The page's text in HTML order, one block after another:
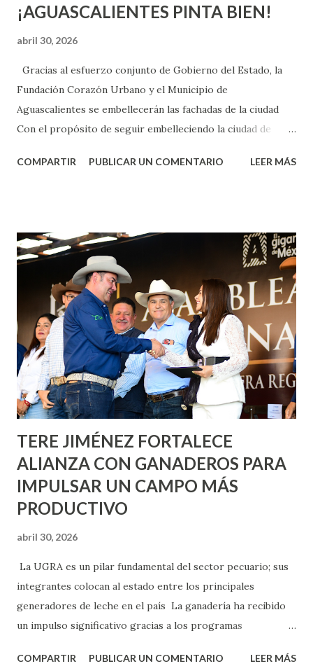
¡AGUASCALIENTES PINTA BIEN!
abril 30, 2026
Gracias al esfuerzo conjunto de Gobierno del Estado, la
Fundación Corazón Urbano y el Municipio de
Aguascalientes se embellecerán las fachadas de la ciudad
Con el propósito de seguir embelleciendo la ciudad de
municipal, Leo Montañez dio inicio al programa
Corazón Urbano y el Municipio capital. Leo Montañez
informó que en este programa se usarán cerca de 90 mil
metros cuadrados de pintura, para dar inicio en la calle
Nieto, entre Jesús F. Elizondo y la calle 22 de Octubre, con
lo que se aplicará pintura en 66 casas. Posteriormente se
llevará este programa a Villas de Nuestra Señora de la
Asunción, Avenida Alameda y Decreto 27 de Septiembre, en
los edificios FOVISSSTE Ojo de Agua, en la comunidad
Norias de Paso Hondo y en los edificios de...
COMPARTIR PUBLICAR UN COMENTARIO LEER MÁS
TERE JIMÉNEZ FORTALECE
ALIANZA CON GANADEROS PARA
IMPULSAR UN CAMPO MÁS
PRODUCTIVO
abril 30, 2026
La UGRA es un pilar fundamental del sector pecuario; sus
integrantes colocan al estado entre los principales
generadores de leche en el país La ganadería ha recibido
un impulso significativo gracias a los programas
COMPARTIR PUBLICAR UN COMENTARIO LEER MÁS